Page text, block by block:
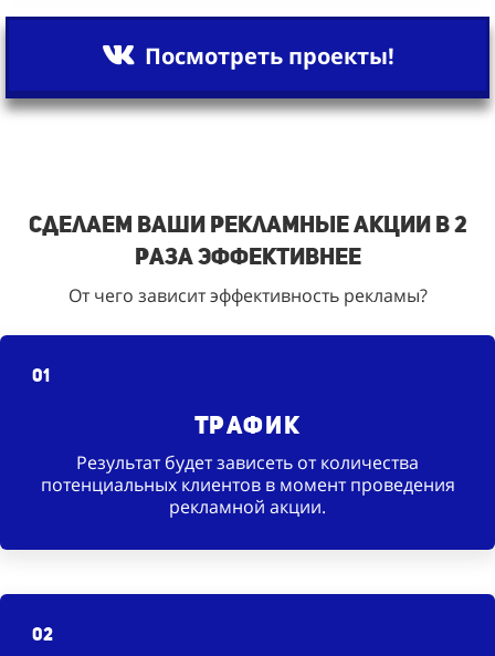
Посмотреть проекты!
Сделаем ваши рекламные акции в 2
раза эффективнее
От чего зависит эффективность рекламы?
01
Трафик
Результат будет зависеть от количества
потенциальных клиентов в момент проведения
рекламной акции.
02